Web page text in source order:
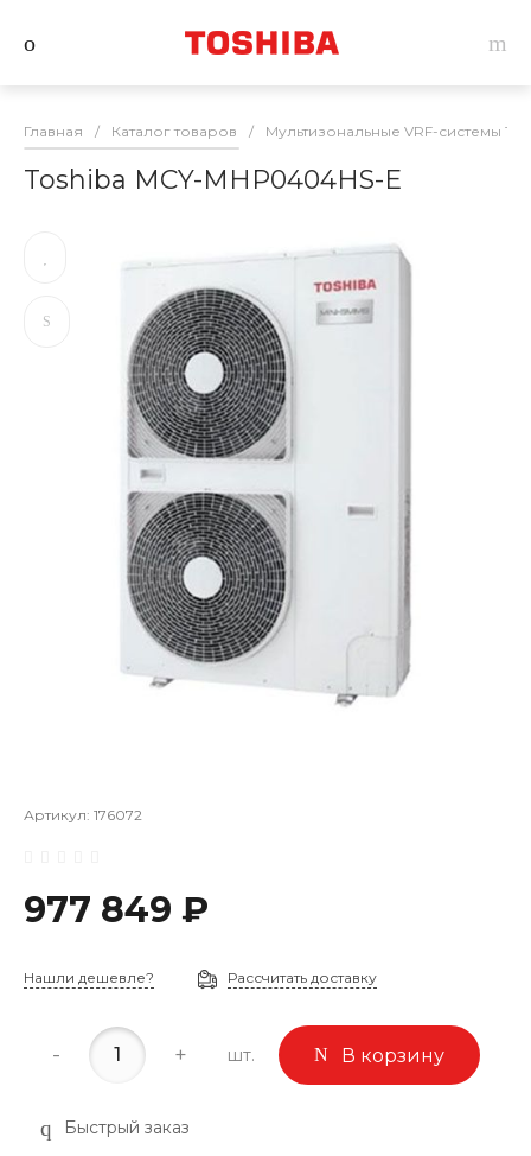
Главная / Каталог товаров / Мультизональные VRF-системы
Toshiba MCY-MHP0404HS-E
Артикул: 176072
977 849 ₽
Нашли дешевле? Рассчитать доставку
- + шт. В корзину
Быстрый заказ